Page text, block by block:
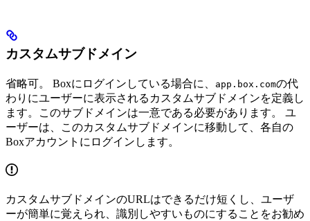
カスタムサブドメイン
省略可。 Boxにログインしている場合に、 app.box.comの代
わりにユーザーに表示されるカスタムサブドメインを定義し
ます。このサブドメインは一意である必要があります。 ユ
ーザーは、このカスタムサブドメインに移動して、各自の
Boxアカウントにログインします。
カスタムサブドメインのURLはできるだけ短くし、ユーザ
ーが簡単に覚えられ、識別しやすいものにすることをお勧め